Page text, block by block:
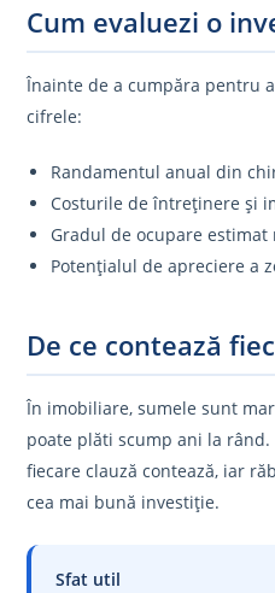
Cum evaluezi o
Înainte de a cumpăra pentru
cifrele:
Randamentul anual din
Costurile de întreținere și
Gradul de ocupare estimat
Potențialul de apreciere a
De ce contează
În imobiliare, sumele sunt
poate plăti scump ani la rând.
fiecare clauză contează, iar
cea mai bună investiție.
Sfat util